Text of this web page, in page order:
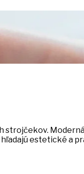
estetické a